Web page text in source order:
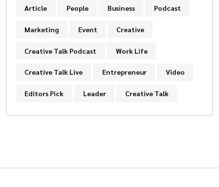
Article People Business Podcast
Marketing Event Creative
Creative Talk Podcast Work Life
Creative Talk Live Entrepreneur Video
Editors Pick Leader Creative Talk